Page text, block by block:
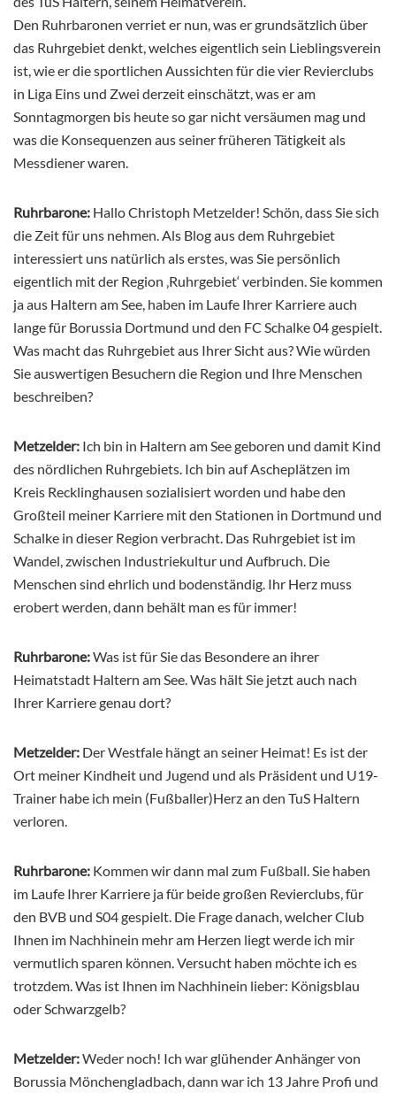
Den Ruhrbaronen verriet er nun, was er grundsätzlich über
das Ruhrgebiet denkt, welches eigentlich sein Lieblingsverein
ist, wie er die sportlichen Aussichten für die vier Revierclubs
in Liga Eins und Zwei derzeit einschätzt, was er am
Sonntagmorgen bis heute so gar nicht versäumen mag und
was die Konsequenzen aus seiner früheren Tätigkeit als
Messdiener waren.
Ruhrbarone: Hallo Christoph Metzelder! Schön, dass Sie sich
die Zeit für uns nehmen. Als Blog aus dem Ruhrgebiet
interessiert uns natürlich als erstes, was Sie persönlich
eigentlich mit der Region ‚Ruhrgebiet‘ verbinden. Sie kommen
ja aus Haltern am See, haben im Laufe Ihrer Karriere auch
lange für Borussia Dortmund und den FC Schalke 04 gespielt.
Was macht das Ruhrgebiet aus Ihrer Sicht aus? Wie würden
Sie auswertigen Besuchern die Region und Ihre Menschen
beschreiben?
Metzelder: Ich bin in Haltern am See geboren und damit Kind
des nördlichen Ruhrgebiets. Ich bin auf Ascheplätzen im
Kreis Recklinghausen sozialisiert worden und habe den
Großteil meiner Karriere mit den Stationen in Dortmund und
Schalke in dieser Region verbracht. Das Ruhrgebiet ist im
Wandel, zwischen Industriekultur und Aufbruch. Die
Menschen sind ehrlich und bodenständig. Ihr Herz muss
erobert werden, dann behält man es für immer!
Ruhrbarone:Was ist für Sie das Besondere an ihrer
Heimatstadt Haltern am See. Was hält Sie jetzt auch nach
Ihrer Karriere genau dort?
Metzelder: Der Westfale hängt an seiner Heimat! Es ist der
Ort meiner Kindheit und Jugend und als Präsident und U19-
Trainer habe ich mein (Fußballer)Herz an den TuS Haltern
verloren.
Ruhrbarone: Kommen wir dann mal zum Fußball. Sie haben
im Laufe Ihrer Karriere ja für beide großen Revierclubs, für
den BVB und S04 gespielt. Die Frage danach, welcher Club
Ihnen im Nachhinein mehr am Herzen liegt werde ich mir
vermutlich sparen können. Versucht haben möchte ich es
trotzdem. Was ist Ihnen im Nachhinein lieber: Königsblau
oder Schwarzgelb?
Metzelder:Weder noch! Ich war glühender Anhänger von
Borussia Mönchengladbach, dann war ich 13 Jahre Profi und